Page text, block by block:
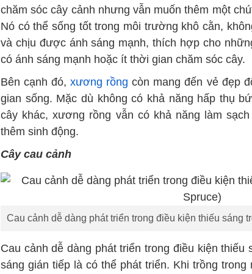
chăm sóc cây cảnh nhưng vẫn muốn thêm một
Nó có thể sống tốt trong môi trường khô cằn,
và chịu được ánh sáng mạnh, thích hợp cho
có ánh sáng mạnh hoặc ít thời gian chăm sóc cây.
Bên cạnh đó,xương rồng còn mang đến vẻ đẹp
gian sống. Mặc dù không có khả năng hấp thụ
cây khác, xương rồng vẫn có khả năng làm
thêm sinh động.
Cây cau cảnh
Cau cảnh dễ dàng phát triển trong điều kiện thiếu sáng
Cau cảnh dễ dàng phát triển trong điều kiện thiếu
sáng gián tiếp là có thể phát triển. Khi trồng